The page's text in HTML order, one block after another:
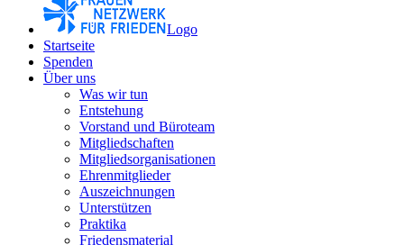
Logo
Startseite
Spenden
Über uns
Was wir tun
Entstehung
Vorstand und Büroteam
Mitgliedschaften
Mitgliedsorganisationen
Ehrenmitglieder
Auszeichnungen
Unterstützen
Praktika
Friedensmaterial